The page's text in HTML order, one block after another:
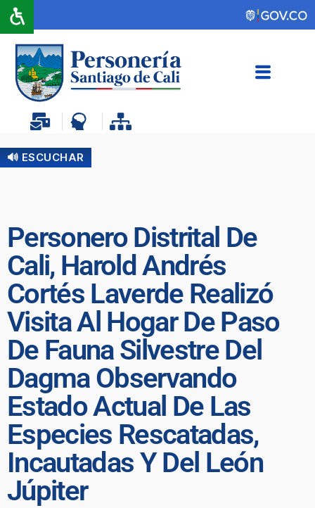
🔊 ESCUCHAR
Personero Distrital De
Cali, Harold Andrés
Cortés Laverde Realizó
Visita Al Hogar De Paso
De Fauna Silvestre Del
Dagma Observando
Estado Actual De Las
Especies Rescatadas,
Incautadas Y Del León
Júpiter